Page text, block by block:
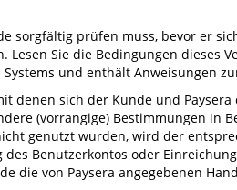
sorgfältig prüfen muss, bevor er
Sie die Bedingungen dieses
und enthält Anweisungen
denen sich der Kunde und
(vorrangige) Bestimmungen in
genutzt wurden, wird der
Benutzerkontos oder
die von Paysera angegebenen